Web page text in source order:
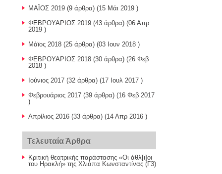
ΜΑΪΟΣ 2019 (9 άρθρα) (15 Μάι 2019 )
ΦΕΒΡΟΥΑΡΙΟΣ 2019 (43 άρθρα) (06 Απρ
2019 )
Μάϊος 2018 (25 άρθρα) (03 Ιουν 2018 )
ΦΕΒΡΟΥΑΡΙΟΣ 2018 (30 άρθρα) (26 Φεβ
2018 )
Ιούνιος 2017 (32 άρθρα) (17 Ιουλ 2017 )
Φεβρουάριος 2017 (39 άρθρα) (16 Φεβ 2017
)
Απρίλιος 2016 (33 άρθρα) (14 Απρ 2016 )
Τελευταία Άρθρα
Κριτική θεατρικής παράστασης «Οι άθλ[ι]οι
του Ηρακλή» της Χλιάπα Κωνσταντίνας (Γ3)